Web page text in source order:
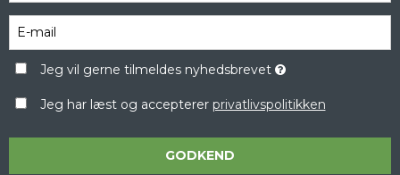
Jeg vil gerne tilmeldes nyhedsbrevet
Jeg har læst og accepterer privatlivspolitikken
GODKEND